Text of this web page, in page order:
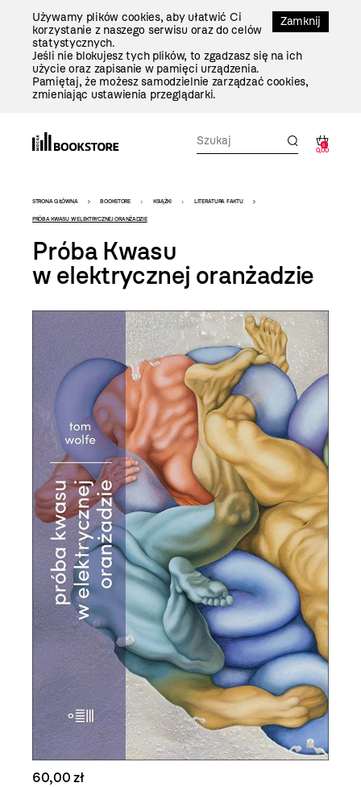
Zamknij
Używamy plików cookies, aby ułatwić Ci
korzystanie z naszego serwisu oraz do celów
statystycznych.
Jeśli nie blokujesz tych plików, to zgadzasz się na ich
użycie oraz zapisanie w pamięci urządzenia.
Pamiętaj, że możesz samodzielnie zarządzać cookies,
zmieniając ustawienia przeglądarki.
0
0,00
Bookstore
-
szablon
szczegóły
STRONA GŁÓWNA BOOKSTORE KSIĄŻKI LITERATURA FAKTU
PRÓBA KWASU W ELEKTRYCZNEJ ORANŻADZIE
Próba Kwasu
w elektrycznej oranżadzie
60,00 zł